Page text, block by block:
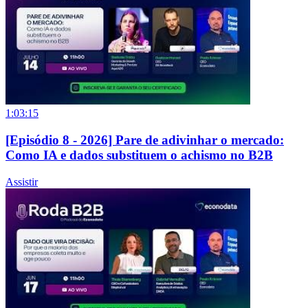
1:03:15
[Episódio 8 - 2026] Pare de adivinhar o mercado:
Como IA e dados substituem o achismo no B2B
Assistir